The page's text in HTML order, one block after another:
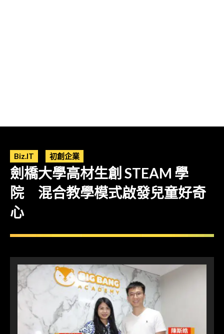
Biz.IT 初創企業
劍橋大學高材生創 STEAM 學
院 混合教學模式啟發兒童好奇
心